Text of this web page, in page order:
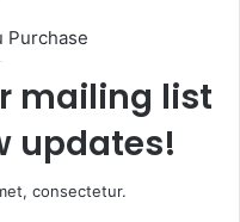
Purchase
mailing list
updates!
consectetur.